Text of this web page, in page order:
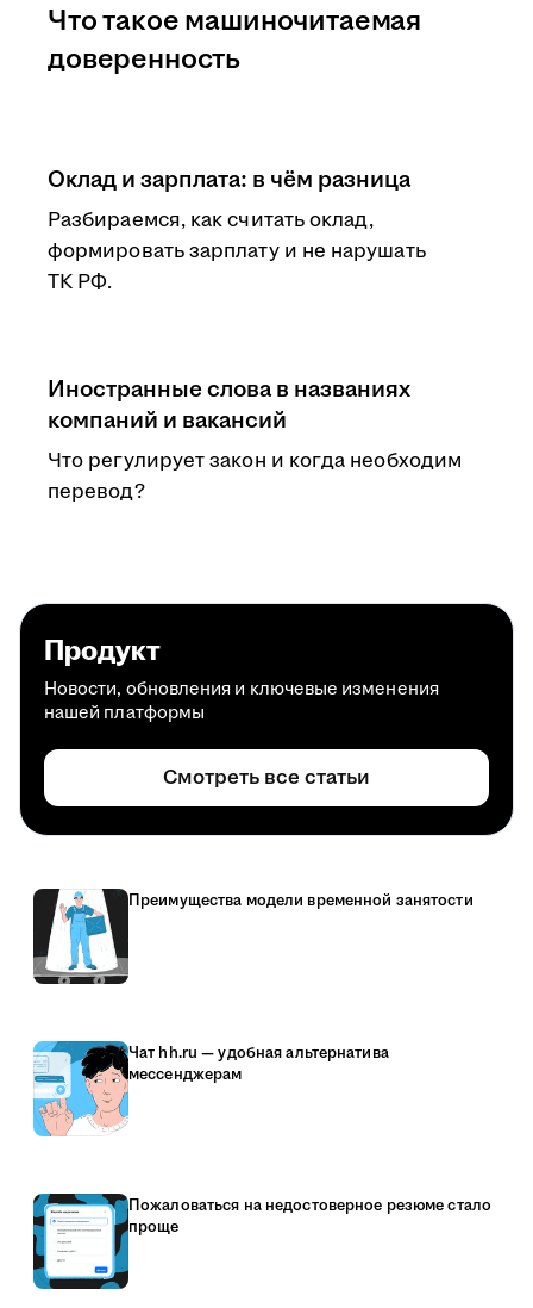
Оклад и зарплата: в чём разница
Разбираемся, как считать оклад,
формировать зарплату и не нарушать
ТК РФ.
Иностранные слова в названиях
компаний и вакансий
Что регулирует закон и когда необходим
перевод?
Что такое машиночитаемая
доверенность
Продукт
Новости, обновления и ключевые изменения
нашей платформы
Смотреть все статьи
Преимущества модели временной занятости
Чат hh.ru — удобная альтернатива
мессенджерам
Пожаловаться на недостоверное резюме стало
проще